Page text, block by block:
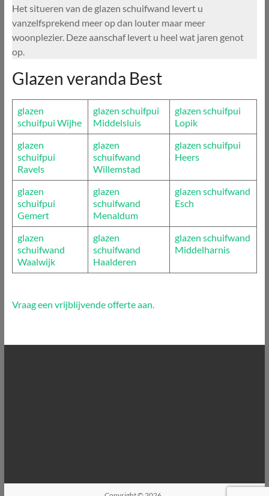
Het situeren van de glazen schuifwand levert u
vanzelfsprekend meer op dan louter maar meer
woonplezier. Deze aanschaf levert u heel wat jaren genot
op.
Glazen veranda Best
glazen
schuifpui Wijhe
glazen schuifpui
Middelsluis
glazen schuifpui
Lopik
glazen
schuifpui
Ravels
glazen
schuifwand
Willemstad
glazen schuifpui
Heers
glazen
schuifpui
Gemert
glazen
schuifwand
Menaldum
glazen schuifwand
Esch
glazen
schuifwand
Waalwijk
glazen
schuifwand
Haalderen
glazen schuifwand
Middelharnis
Vraag een vrijblijvende offerte aan.